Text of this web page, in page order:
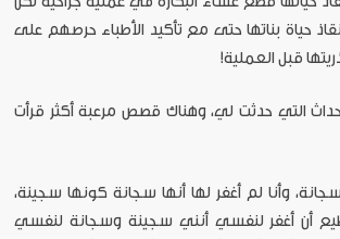
حياة بناتها حتى مع تأكيد الأطباء حرصهم على
قبل العملية!
التي حدثت لي، وهناك قصص مرعبة أكثر قرأت
وأنا لم أغفر لها أنها سجانة كونها سجينة،
أن أغفر لنفسي أنني سجينة وسجانة لنفسي